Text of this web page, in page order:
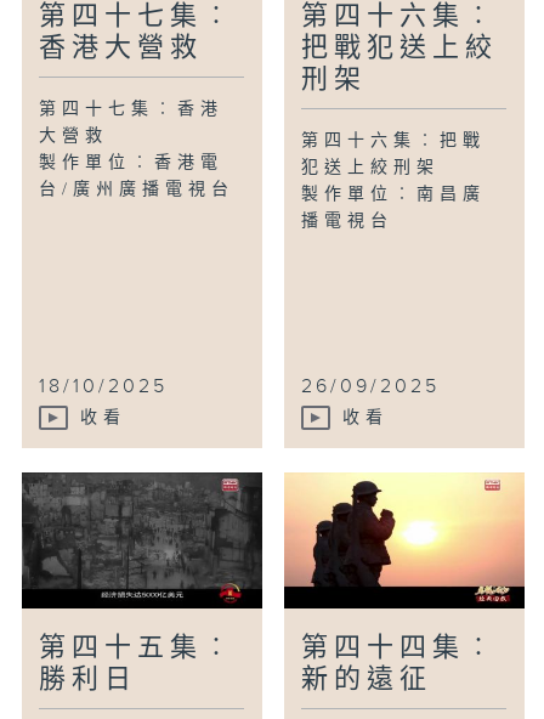
第四十七集︰
香港大營救
第四十七集︰香港
大營救
製作單位︰香港電
台/廣州廣播電視台
18/10/2025
收看
第四十六集︰
把戰犯送上絞
刑架
第四十六集︰把戰
犯送上絞刑架
製作單位︰南昌廣
播電視台
26/09/2025
收看
第四十五集︰
勝利日
第四十四集︰
新的遠征